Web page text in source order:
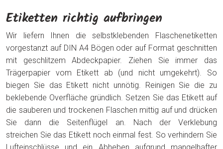
Etiketten richtig aufbringen
Wir liefern Ihnen die selbstklebenden Flaschenetiketten
vorgestanzt auf DIN A4 Bögen oder auf Format geschnitten
mit geschlitzem Abdeckpapier. Ziehen Sie immer das
Trägerpapier vom Etikett ab (und nicht umgekehrt). So
biegen Sie das Etikett nicht unnötig. Reinigen Sie die zu
beklebende Overfläche gründlich. Setzen Sie das Etikett auf
die sauberen und trockenen Flaschen mittig auf und drücken
Sie dann die Seitenflügel an. Nach der Verklebung
streichen Sie das Etikett noch einmal fest. So verhindern Sie